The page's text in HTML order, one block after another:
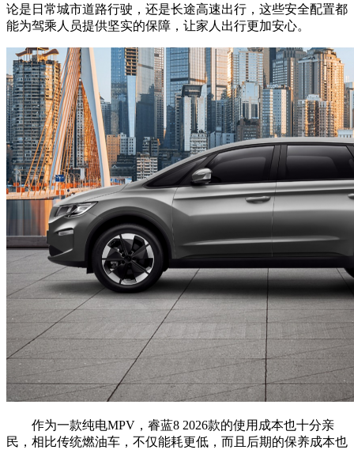
论是日常城市道路行驶，还是长途高速出行，这些安全配置都
能为驾乘人员提供坚实的保障，让家人出行更加安心。
作为一款纯电MPV，睿蓝8 2026款的使用成本也十分亲
民，相比传统燃油车，不仅能耗更低，而且后期的保养成本也